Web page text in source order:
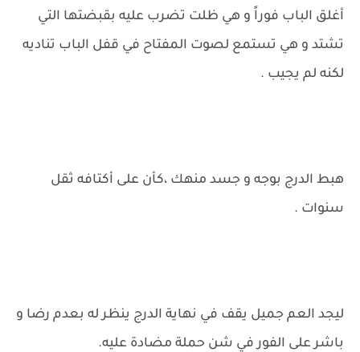
أغلق الباب فوراً و هي ظلت تضرب عليه بقبضتها التي
تشتد و هي تستمع لصوت المفتاح في قفل الباب تناديه
لكنه لم يجيب .
هبط الدرج بوجه و جسد منهك ،كأن على أكتافه ثقل
سنوات .
ليجد العم جميل يقف في نهاية الدرج ينظر له بعدم رضا و
باشر على الفور في شن حملة مضادة عليه.